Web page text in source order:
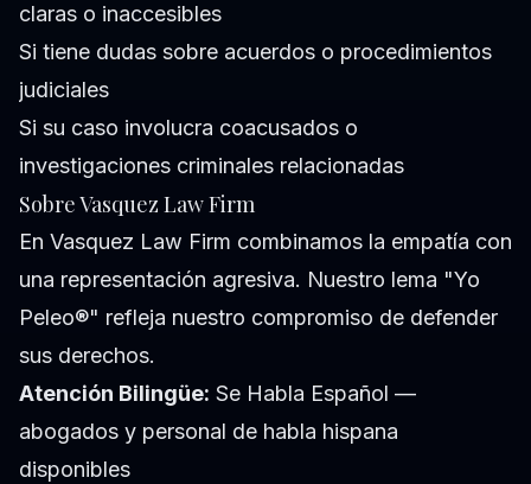
claras o inaccesibles
Si tiene dudas sobre acuerdos o procedimientos
judiciales
Si su caso involucra coacusados o
investigaciones criminales relacionadas
Sobre Vasquez Law Firm
En Vasquez Law Firm combinamos la empatía con
una representación agresiva. Nuestro lema "Yo
Peleo®" refleja nuestro compromiso de defender
sus derechos.
Atención Bilingüe: Se Habla Español —
abogados y personal de habla hispana
disponibles